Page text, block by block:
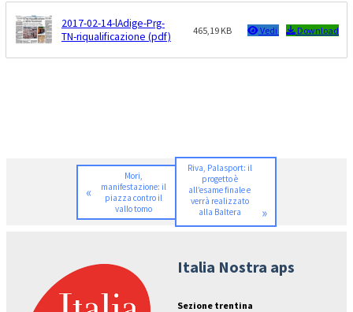
2017-02-14-lAdige-Prg-
TN-riqualificazione (pdf)
465,19 KB Vedi Download
«
Mori,
manifestazione: il
piazza contro il
vallo tomo
Riva, Palasport: il
progetto è
all’esame finale e
verrà realizzato
alla Baltera
»
Italia Nostra aps
Sezione trentina